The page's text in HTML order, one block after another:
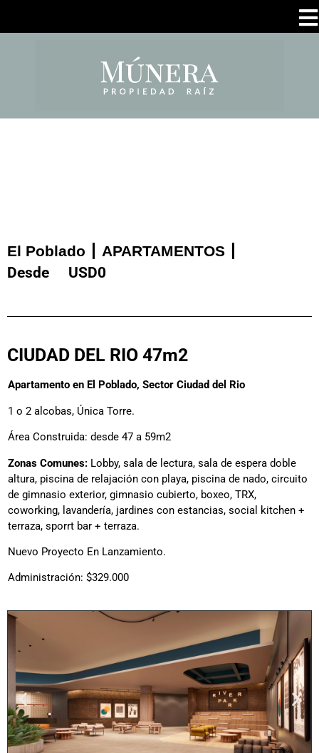
El Poblado APARTAMENTOS
Desde USD0
CIUDAD DEL RIO 47m2
Apartamento en El Poblado, Sector Ciudad del Rio
1 o 2 alcobas, Única Torre.
Área Construida: desde 47 a 59m2
Zonas Comunes: Lobby, sala de lectura, sala de espera doble
altura, piscina de relajación con playa, piscina de nado, circuito
de gimnasio exterior, gimnasio cubierto, boxeo, TRX,
coworking, lavandería, jardines con estancias, social kitchen +
terraza, sporrt bar + terraza.
Nuevo Proyecto En Lanzamiento.
Administración: $329.000